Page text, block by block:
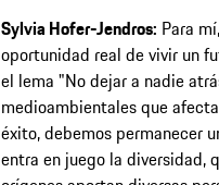
Sylvia Hofer-Jendros: Para
oportunidad real de vivir un
el lema "No dejar a nadie
medioambientales que
éxito, debemos permanecer
entra en juego la diversidad,